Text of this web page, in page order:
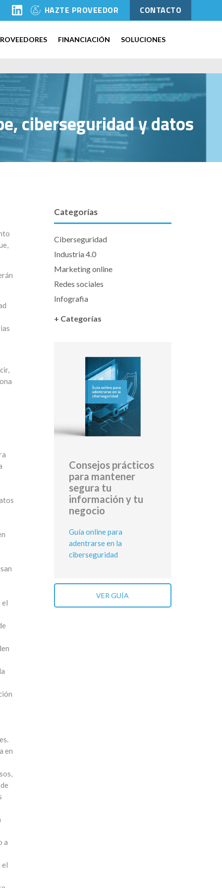
HAZTE PROVEEDOR CONTACTO
FINANCIACIÓN SOLUCIONES
ciberseguridad y datos
el
en
a
el
Categorías
Ciberseguridad
Industria 4.0
Marketing online
Redes sociales
Infografia
+ Categorías
Consejos prácticos
para mantener
segura tu
información y tu
negocio
Guía online para
adentrarse en la
ciberseguridad
VER GUÍA